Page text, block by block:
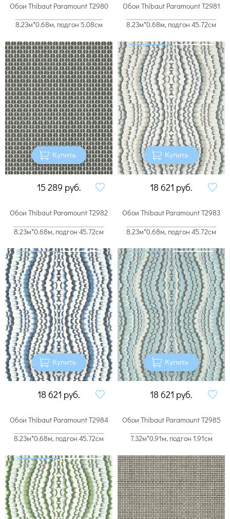
Обои Thibaut Paramount T2980
8.23м*0.68м, подгон 5.08см
Купить
15 289 руб.
Обои Thibaut Paramount T2981
8.23м*0.68м, подгон 45.72см
Купить
18 621 руб.
Обои Thibaut Paramount T2982
8.23м*0.68м, подгон 45.72см
Купить
18 621 руб.
Обои Thibaut Paramount T2983
8.23м*0.68м, подгон 45.72см
Купить
18 621 руб.
Обои Thibaut Paramount T2984
8.23м*0.68м, подгон 45.72см
Обои Thibaut Paramount T2985
7.32м*0.91м, подгон 1.91см